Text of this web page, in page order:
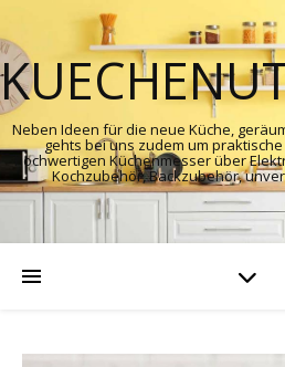
Neben Ideen für die neue Küche,
gehts bei uns zudem um
hochwertigen Küchenmesser über
Kochzubehör, Backzubehör,